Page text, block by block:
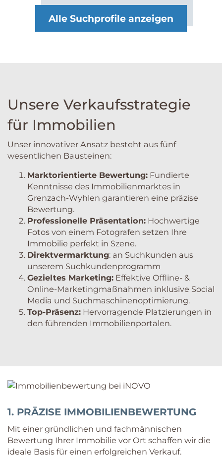
Alle Suchprofile anzeigen
Unsere Verkaufsstrategie
für Immobilien
Unser innovativer Ansatz besteht aus fünf
wesentlichen Bausteinen:
Marktorientierte Bewertung: Fundierte
Kenntnisse des Immobilienmarktes in
Grenzach-Wyhlen garantieren eine präzise
Bewertung.
Professionelle Präsentation: Hochwertige
Fotos von einem Fotografen setzen Ihre
Immobilie perfekt in Szene.
Direktvermarktung: an Suchkunden aus
unserem Suchkundenprogramm
Gezieltes Marketing: Effektive Offline- &
Online-Marketingmaßnahmen inklusive Social
Media und Suchmaschinenoptimierung.
Top-Präsenz: Hervorragende Platzierungen in
den führenden Immobilienportalen.
1. PRÄZISE IMMOBILIENBEWERTUNG
Mit einer gründlichen und fachmännischen
Bewertung Ihrer Immobilie vor Ort schaffen wir die
ideale Basis für einen erfolgreichen Verkauf.